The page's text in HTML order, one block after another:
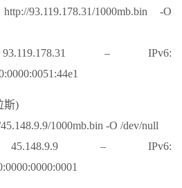
93.119.178.31/1000mb.bin -O
– IPv6:
斯)
1000mb.bin -O /dev/null
– IPv6: